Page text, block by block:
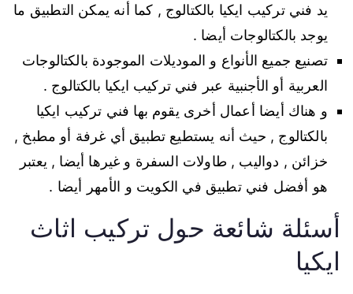
يد فني تركيب ايكيا بالكتالوج , كما أنه يمكن التطبيق ما
يوجد بالكتالوجات أيضا .
تصنيع جميع الأنواع و الموديلات الموجودة بالكتالوجات
العربية أو الأجنبية عبر فني تركيب ايكيا بالكتالوج .
و هناك أيضا أعمال أخرى يقوم بها فني تركيب ايكيا
بالكتالوج , حيث أنه يستطيع تطبيق أي غرفة أو مطبخ ,
خزائن , دواليب , طاولات السفرة و غيرها أيضا , يعتبر
هو أفضل فني تطبيق في الكويت و الأمهر أيضا .
أسئلة شائعة حول تركيب اثاث
ايكيا